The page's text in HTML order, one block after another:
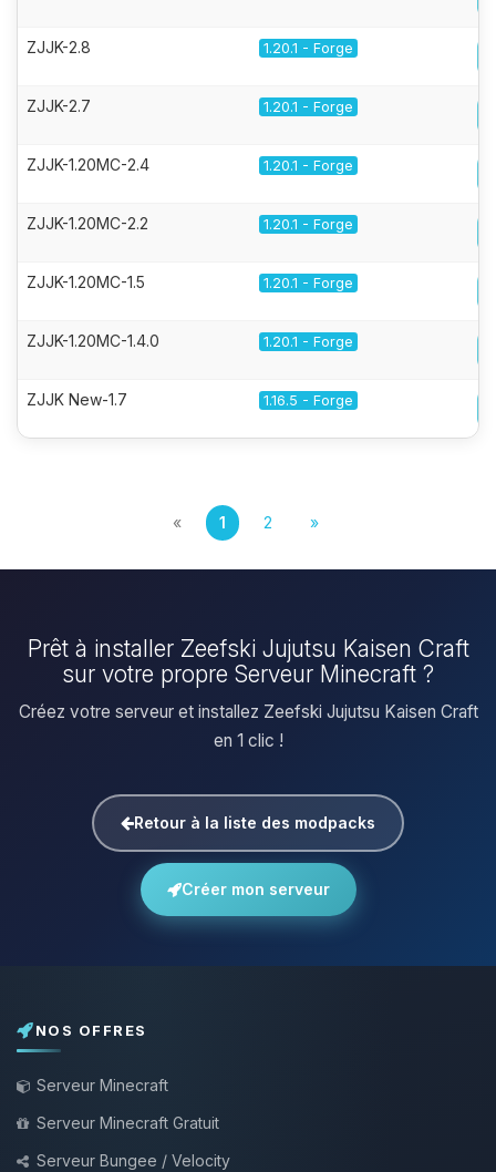
ZJJK-2.8 1.20.1 - Forge
ZJJK-2.7 1.20.1 - Forge
ZJJK-1.20MC-2.4 1.20.1 - Forge
ZJJK-1.20MC-2.2 1.20.1 - Forge
ZJJK-1.20MC-1.5 1.20.1 - Forge
ZJJK-1.20MC-1.4.0 1.20.1 - Forge
ZJJK New-1.7 1.16.5 - Forge
« 1 2 »
Prêt à installer Zeefski Jujutsu Kaisen Craft
sur votre propre Serveur Minecraft ?
Créez votre serveur et installez Zeefski Jujutsu Kaisen Craft
en 1 clic !
Retour à la liste des modpacks
Créer mon serveur
NOS OFFRES
Serveur Minecraft
Serveur Minecraft Gratuit
Serveur Bungee / Velocity